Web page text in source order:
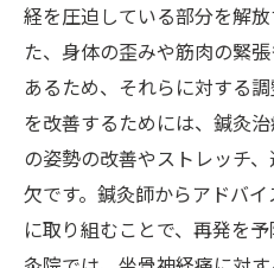
経を圧迫している部分を解
た、身体の歪みや筋肉の緊
あるため、それらに対する
を改善するためには、鍼灸
の姿勢の改善やストレッチ
欠です。鍼灸師からアドバ
に取り組むことで、再発を